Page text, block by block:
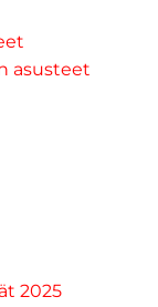
asusteet
2025